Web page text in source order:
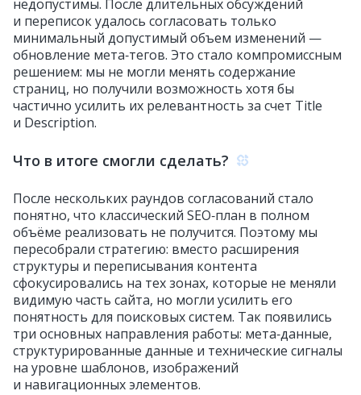
недопустимы. После длительных обсуждений
и переписок удалось согласовать только
минимальный допустимый объем изменений —
обновление мета‑тегов. Это стало компромиссным
решением: мы не могли менять содержание
страниц, но получили возможность хотя бы
частично усилить их релевантность за счет Title
и Description.
Что в итоге смогли сделать?
После нескольких раундов согласований стало
понятно, что классический SEO‑план в полном
объёме реализовать не получится. Поэтому мы
пересобрали стратегию: вместо расширения
структуры и переписывания контента
сфокусировались на тех зонах, которые не меняли
видимую часть сайта, но могли усилить его
понятность для поисковых систем. Так появились
три основных направления работы: мета‑данные,
структурированные данные и технические сигналы
на уровне шаблонов, изображений
и навигационных элементов.